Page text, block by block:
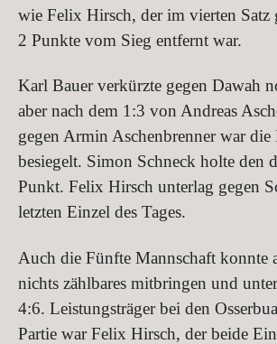
wie Felix Hirsch, der im vierten Satz
2 Punkte vom Sieg entfernt war.
Karl Bauer verkürzte gegen Dawah
aber nach dem 1:3 von Andreas
gegen Armin Aschenbrenner war die
besiegelt. Simon Schneck holte den
Punkt. Felix Hirsch unterlag gegen
letzten Einzel des Tages.
Auch die Fünfte Mannschaft konnte
nichts zählbares mitbringen und
4:6. Leistungsträger bei den
Partie war Felix Hirsch, der beide